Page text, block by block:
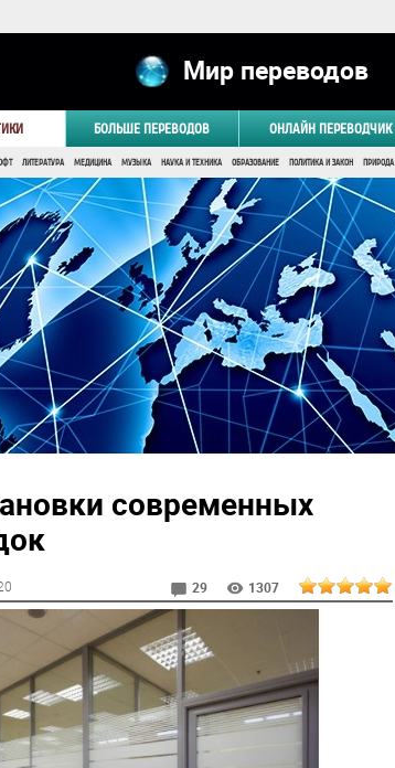
Мир переводов
БОЛЬШЕ ПЕРЕВОДОВ ОНЛАЙН ПЕРЕВОДЧИК
ЛИТЕРАТУРА МЕДИЦИНА МУЗЫКА НАУКА И ТЕХНИКА ОБРАЗОВАНИЕ ПОЛИТИКА И ЗАКОН ПРИРОДА
современных
29 1307